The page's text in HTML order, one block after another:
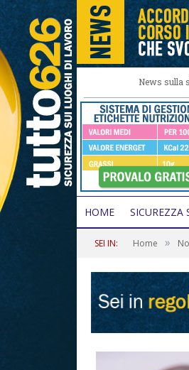
News sulla
HOME SICUREZZA
SEI IN: Home »